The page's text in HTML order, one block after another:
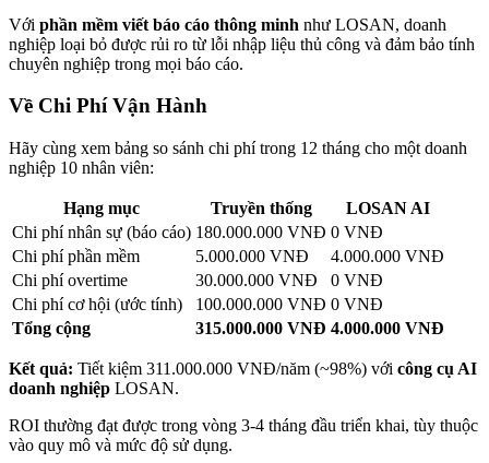
Với phần mềm viết báo cáo thông minh như LOSAN, doanh
nghiệp loại bỏ được rủi ro từ lỗi nhập liệu thủ công và đảm bảo tính
chuyên nghiệp trong mọi báo cáo.
Về Chi Phí Vận Hành
Hãy cùng xem bảng so sánh chi phí trong 12 tháng cho một doanh
nghiệp 10 nhân viên:
Hạng mục Truyền thống
LOSAN AI
Chi phí nhân sự (báo cáo) 180.000.000 VNĐ 0 VNĐ
Chi phí phần mềm
5.000.000 VNĐ
4.000.000 VNĐ
Chi phí overtime
30.000.000 VNĐ
0 VNĐ
Chi phí cơ hội (ước tính)
100.000.000 VNĐ 0 VNĐ
Tổng cộng
315.000.000 VNĐ 4.000.000 VNĐ
Kết quả: Tiết kiệm 311.000.000 VNĐ/năm (~98%) với công cụ AI
doanh nghiệp LOSAN.
ROI thường đạt được trong vòng 3-4 tháng đầu triển khai, tùy thuộc
vào quy mô và mức độ sử dụng.